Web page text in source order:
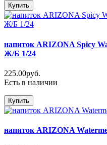
Купить
напиток ARIZONA Spicy
Ж/Б 1/24
225.00руб.
Есть в наличии
Купить
напиток ARIZONA